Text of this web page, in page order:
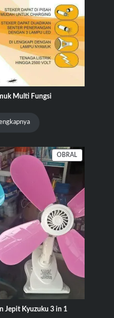
Multi Fungsi
OBRAL
DENGAN
Jepit Kyuzuku 3 in 1